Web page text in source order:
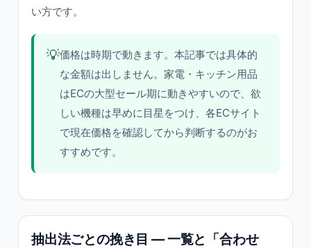
い方です。
💡価格は時期で動きます。本記事では具体的
な金額は出しません。家電・キッチン用品
はECの大型セール期に動きやすいので、欲
しい機種は早めに目星をつけ、各ECサイト
で現在価格を確認してから判断するのがお
すすめです。
抽出法ごとの挽き目 — 一覧と「合わせ